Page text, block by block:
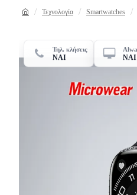
Τεχνολογία Smartwatches
Τηλ. κλήσεις
ΝΑΙ ΝΑΙ